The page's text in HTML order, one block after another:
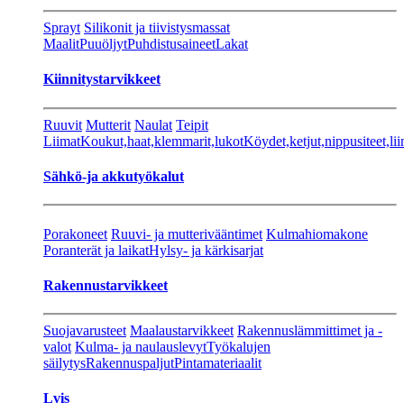
Sprayt Silikonit ja tiivistysmassat
MaalitPuuöljytPuhdistusaineetLakat
Kiinnitystarvikkeet
Ruuvit Mutterit Naulat Teipit
LiimatKoukut,haat,klemmarit,lukot
Sähkö-ja akkutyökalut
Porakoneet Ruuvi- ja mutterivääntimet Kulmahiomakone
Poranterät ja laikatHylsy- ja kärkisarjat
Rakennustarvikkeet
Suojavarusteet Maalaustarvikkeet Rakennuslämmittimet ja -
valot Kulma- ja naulauslevytTyökalujen
säilytysRakennuspaljutPintamateriaalit
Lvis